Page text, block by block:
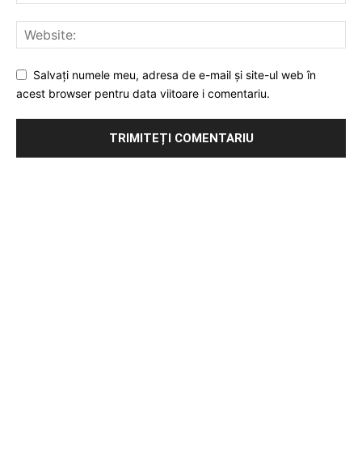
Salvați numele meu, adresa de e-mail și site-ul web în
acest browser pentru data viitoare i comentariu.